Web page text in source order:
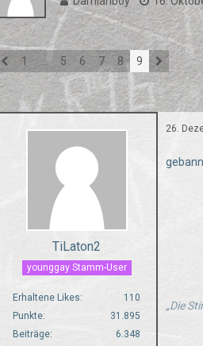
1 5 6 7 8 9
TiLaton2
younggay Stamm-User
Erhaltene Likes
110
Punkte
31.895
Beiträge
6.348
26.
„Die